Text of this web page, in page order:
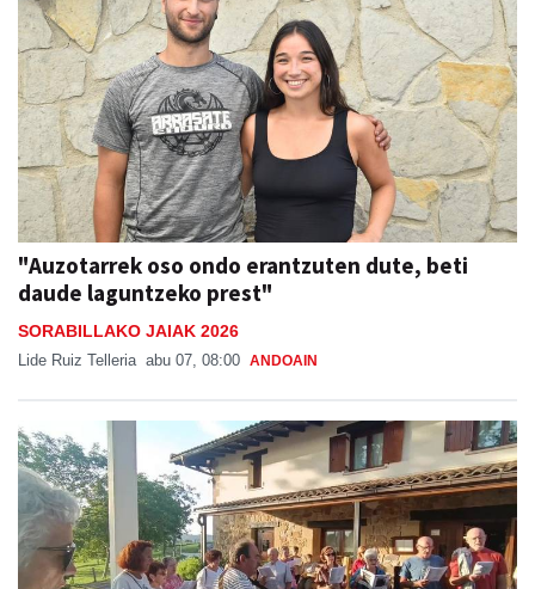
"Auzotarrek oso ondo erantzuten dute, beti
daude laguntzeko prest"
SORABILLAKO JAIAK 2026
Lide Ruiz Telleria abu 07, 08:00 ANDOAIN